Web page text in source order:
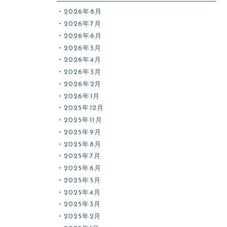
2026年8月
2026年7月
2026年6月
2026年5月
2026年4月
2026年3月
2026年2月
2026年1月
2025年12月
2025年11月
2025年9月
2025年8月
2025年7月
2025年6月
2025年5月
2025年4月
2025年3月
2025年2月